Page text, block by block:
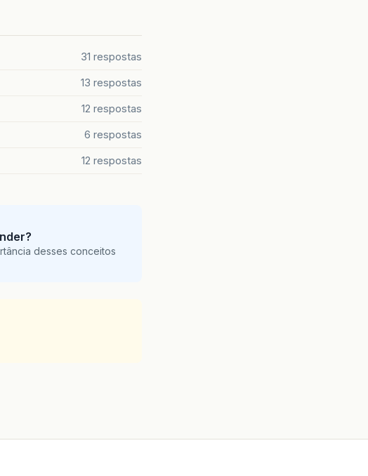
31 respostas
13 respostas
12 respostas
6 respostas
12 respostas
desses conceitos